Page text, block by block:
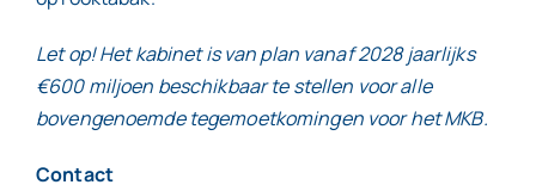
Let op! Het kabinet is van plan vanaf 2028 jaarlijks
€600 miljoen beschikbaar te stellen voor alle
bovengenoemde tegemoetkomingen voor het MKB.
Contact